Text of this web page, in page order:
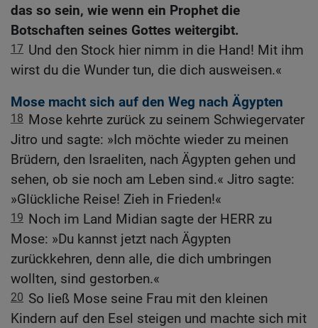
das so sein, wie wenn ein Prophet die
Botschaften seines Gottes weitergibt.
17 Und den Stock hier nimm in die Hand! Mit ihm
wirst du die Wunder tun, die dich ausweisen.«
Mose macht sich auf den Weg nach Ägypten
18 Mose kehrte zurück zu seinem Schwiegervater
Jitro und sagte: »Ich möchte wieder zu meinen
Brüdern, den Israeliten, nach Ägypten gehen und
sehen, ob sie noch am Leben sind.« Jitro sagte:
»Glückliche Reise! Zieh in Frieden!«
19 Noch im Land Midian sagte der HERR zu
Mose: »Du kannst jetzt nach Ägypten
zurückkehren, denn alle, die dich umbringen
wollten, sind gestorben.«
20 So ließ Mose seine Frau mit den kleinen
Kindern auf den Esel steigen und machte sich mit